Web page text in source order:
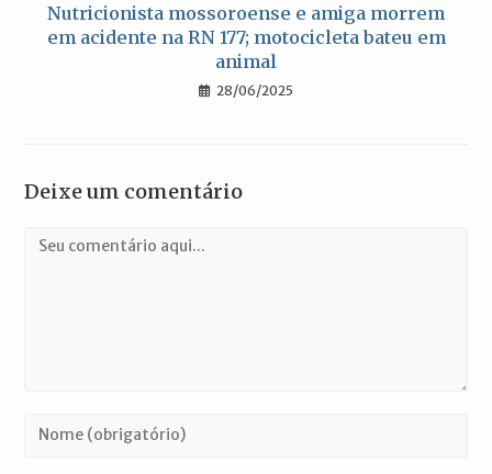
Nutricionista mossoroense e amiga morrem
em acidente na RN 177; motocicleta bateu em
animal
28/06/2025
Deixe um comentário
Comentário
Digite